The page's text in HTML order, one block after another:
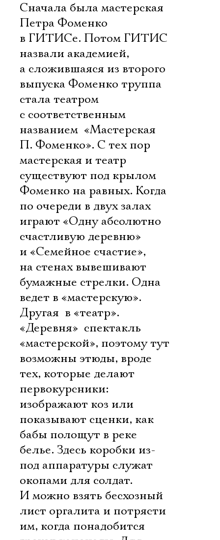
Сначала была мастерская
Петра Фоменко
в ГИТИСе. Потом ГИТИС
назвали академией,
а сложившаяся из второго
выпуска Фоменко труппа
стала театром
с соответственным
названием  «Мастерская
П. Фоменко». С тех пор
мастерская и театр
существуют под крылом
Фоменко на равных. Когда
по очереди в двух залах
играют «Одну абсолютно
счастливую деревню»
и «Семейное счастие»,
на стенах вывешивают
бумажные стрелки. Одна
ведет в «мастерскую».
Другая  в «театр».
«Деревня»  спектакль
«мастерской», поэтому тут
возможны этюды, вроде
тех, которые делают
первокурсники:
изображают коз или
показывают сценки, как
бабы полощут в реке
белье. Здесь коробки из-
под аппаратуры служат
окопами для солдат.
И можно взять бесхозный
лист оргалита и потрясти
им, когда понадобится